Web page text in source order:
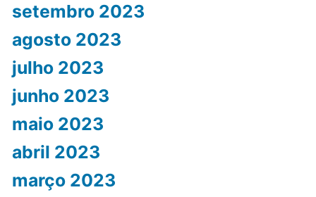
setembro 2023
agosto 2023
julho 2023
junho 2023
maio 2023
abril 2023
março 2023